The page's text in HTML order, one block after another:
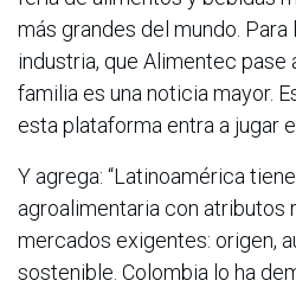
más grandes del mundo.
industria, que Alimentec pase
familia es una noticia mayor.
esta plataforma entra a jugar
Y agrega: “Latinoamérica
agroalimentaria con atributos
mercados exigentes: origen,
sostenible. Colombia lo ha